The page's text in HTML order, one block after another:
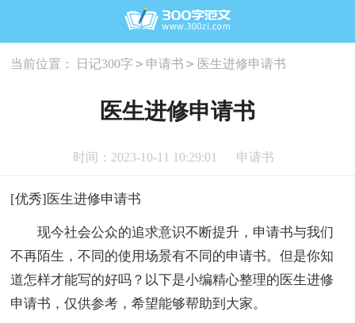
当前位置： 日记300字 > 申请书 > 医生进修申请书
医生进修申请书
时间：2023-10-11 10:29:01 申请书
[优秀]医生进修申请书
现今社会公众的追求意识不断提升，申请书与我们
不再陌生，不同的使用场景有不同的申请书。但是你知
道怎样才能写的好吗？以下是小编精心整理的医生进修
申请书，仅供参考，希望能够帮助到大家。